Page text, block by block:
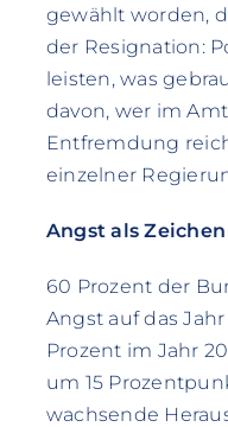
gewählt worden,
der Resignation:
leisten, was
davon, wer im
Entfremdung
einzelner
Angst als
60 Prozent der
Angst auf das
Prozent im Jahr
um 15
wachsende